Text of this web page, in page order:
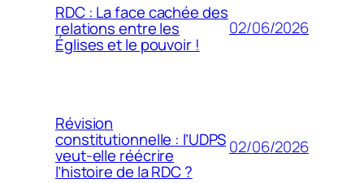
RDC : La face cachée des
relations entre les
Églises et le pouvoir !
02/06/2026
Révision
constitutionnelle : l’UDPS
veut-elle réécrire
l’histoire de la RDC ?
02/06/2026